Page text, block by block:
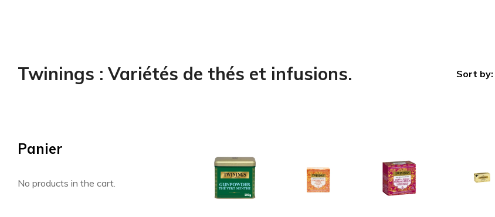
Hygiène & Beauté
Twinings : Variétés de thés et infusions. Sort by:
Panier
No products in the cart.